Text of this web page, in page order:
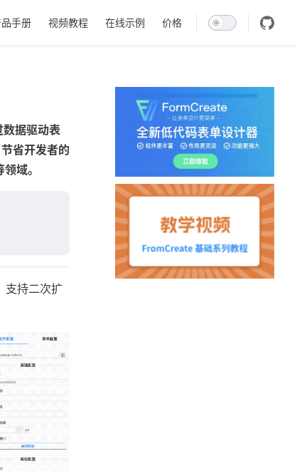
品手册 视频教程 在线示例 价格
据驱动表
省开发者的
域。
支持二次扩